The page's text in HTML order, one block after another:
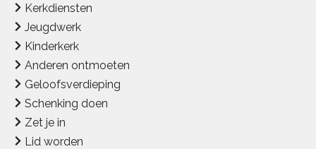
Kerkdiensten
Jeugdwerk
Kinderkerk
Anderen ontmoeten
Geloofsverdieping
Schenking doen
Zet je in
Lid worden